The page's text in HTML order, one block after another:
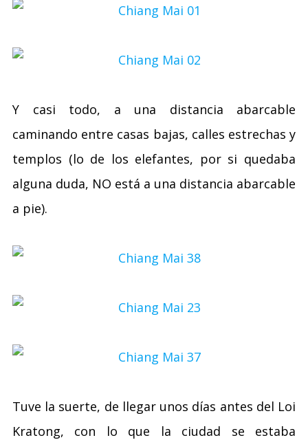
Y casi todo, a una distancia abarcable
caminando entre casas bajas, calles estrechas y
templos (lo de los elefantes, por si quedaba
alguna duda, NO está a una distancia abarcable
a pie).
Tuve la suerte, de llegar unos días antes del Loi
Kratong, con lo que la ciudad se estaba